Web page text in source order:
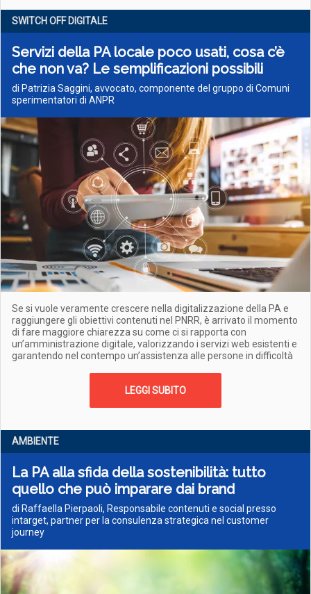
SWITCH OFF DIGITALE
Servizi della PA locale poco usati, cosa c’è
che non va? Le semplificazioni possibili
di Patrizia Saggini, avvocato, componente del gruppo di Comuni
sperimentatori di ANPR
Se si vuole veramente crescere nella digitalizzazione della PA e
raggiungere gli obiettivi contenuti nel PNRR, è arrivato il momento
di fare maggiore chiarezza su come ci si rapporta con
un’amministrazione digitale, valorizzando i servizi web esistenti e
garantendo nel contempo un’assistenza alle persone in difficoltà
LEGGI SUBITO
AMBIENTE
La PA alla sfida della sostenibilità: tutto
quello che può imparare dai brand
di Raffaella Pierpaoli, Responsabile contenuti e social presso
intarget, partner per la consulenza strategica nel customer
journey